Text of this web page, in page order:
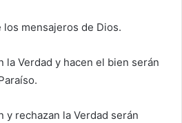
mensajeros de Dios.
la Verdad y hacen el bien serán
y rechazan la Verdad serán